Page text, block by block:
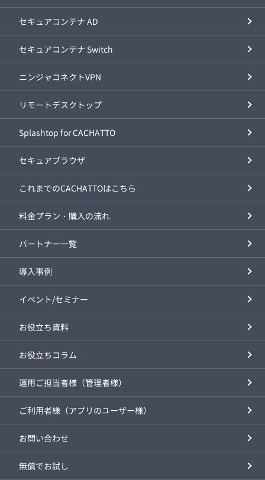
セキュアコンテナ AD
セキュアコンテナ Switch
ニンジャコネクトVPN
リモートデスクトップ
Splashtop for CACHATTO
セキュアブラウザ
これまでのCACHATTOはこちら
料金プラン・購入の流れ
パートナー一覧
導入事例
イベント/セミナー
お役立ち資料
お役立ちコラム
運用ご担当者様（管理者様）
ご利用者様（アプリのユーザー様）
お問い合わせ
無償でお試し